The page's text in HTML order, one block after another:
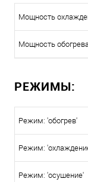
Мощность
Мощность
РЕЖИМЫ:
Режим: 'обогрев'
Режим:
Режим: 'осушение'